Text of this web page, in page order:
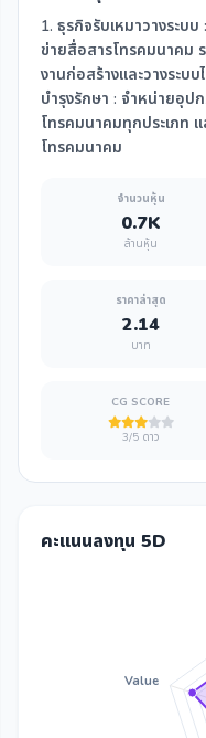
1. ธุรกิจรับเหมาวางระบ
ข่ายสื่อสารโทรคมนาคม
งานก่อสร้างและวางระ
บำรุงรักษา : จำหน่ายอุ
โทรคมนาคมทุกประเภท
โทรคมนาคม
จำนวนหุ้น
0.7K
ล้านหุ้น
ราคาล่าสุด
2.14
บาท
CG SCORE
3/5 ดาว
คะแนนลงทุน 5D
Value